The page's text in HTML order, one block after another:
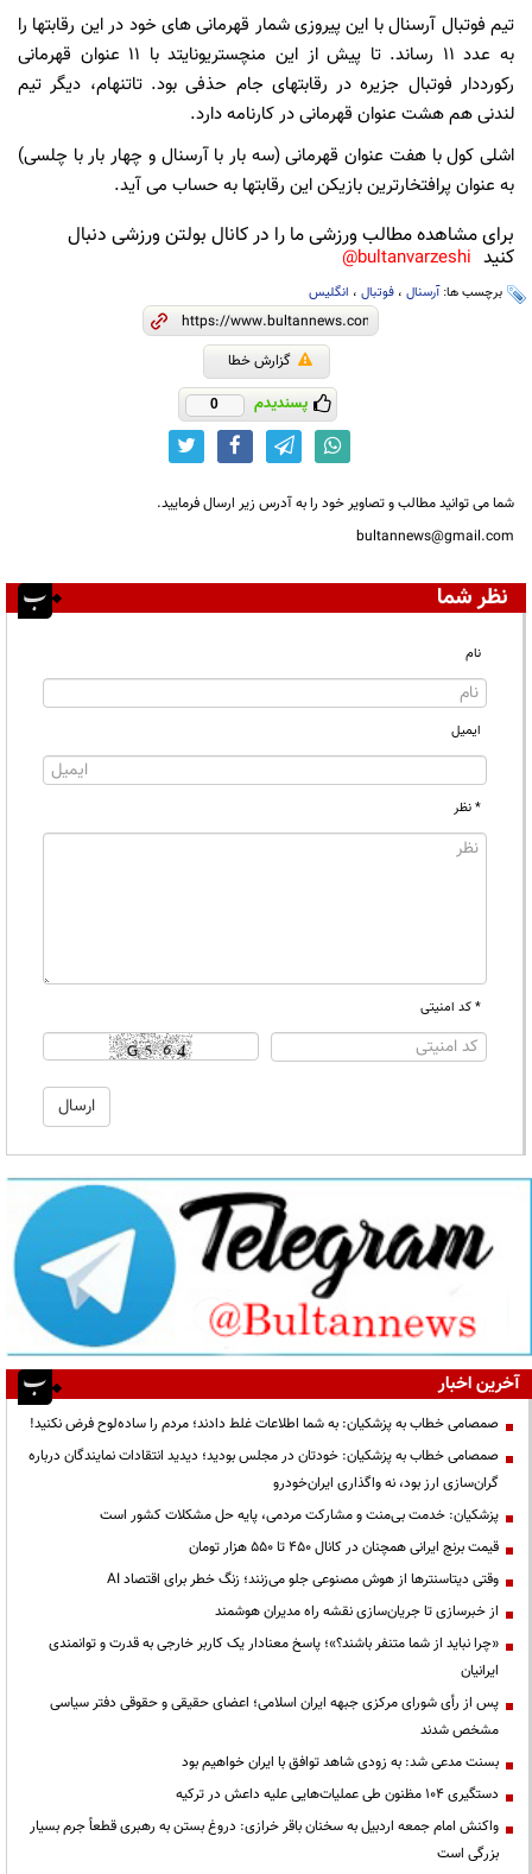
تیم فوتبال آرسنال با این پیروزی شمار قهرمانی های خود در این رقابتها را
به عدد 11 رساند. تا پیش از این منچستریونایتد با 11 عنوان قهرمانی
رکورددار فوتبال جزیره در رقابتهای جام حذفی بود. تاتنهام، دیگر تیم
لندنی هم هشت عنوان قهرمانی در کارنامه دارد.
اشلی کول با هفت عنوان قهرمانی (سه بار با آرسنال و چهار بار با چلسی)
به عنوان پرافتخارترین بازیکن این رقابتها به حساب می آید.
برای مشاهده مطالب ورزشی ما را در کانال بولتن ورزشی دنبال
کنید bultanvarzeshi@
برچسب ها:آرسنال ، فوتبال ، انگلیس
گزارش خطا
پسندیدم 0
شما می توانید مطالب و تصاویر خود را به آدرس زیر ارسال فرمایید.
bultannews@gmail.com
نظر شما
نام
ایمیل
* نظر
* کد امنیتی
آخرین اخبار
صمصامی خطاب به پزشکیان: به شما اطلاعات غلط دادند؛ مردم را ساده‌لوح فرض نکنید!
صمصامی خطاب به پزشکیان: خودتان در مجلس بودید؛ دیدید انتقادات نمایندگان درباره
گران‌سازی ارز بود، نه واگذاری ایران‌خودرو
پزشکیان: خدمت بی‌منت و مشارکت مردمی، پایه حل مشکلات کشور است
قیمت‌ برنج ایرانی همچنان در کانال ۴۵۰ تا ۵۵۰ هزار تومان
وقتی دیتاسنترها از هوش مصنوعی جلو می‌زنند؛ زنگ خطر برای اقتصاد AI
از خبرسازی تا جریان‌سازی نقشه راه مدیران هوشمند
«چرا نباید از شما متنفر باشند؟»؛ پاسخ معنادار یک کاربر خارجی به قدرت و توانمندی
ایرانیان
پس از رأی شورای مرکزی جبهه ایران اسلامی؛ اعضای حقیقی و حقوقی دفتر سیاسی
مشخص شدند
بسنت مدعی شد: به زودی شاهد توافق با ایران خواهیم بود
دستگیری ۱۰۴ مظنون طی عملیات‌هایی علیه داعش در ترکیه
واکنش امام جمعه اردبیل به سخنان باقر خرازی: دروغ بستن به رهبری قطعاً جرم بسیار
بزرگی است